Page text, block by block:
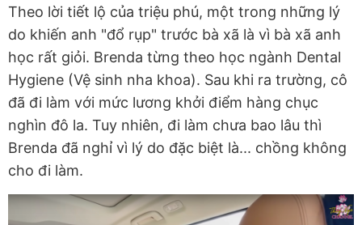
Theo lời tiết lộ của triệu phú, một trong những lý
do khiến anh "đổ rụp" trước bà xã là vì bà xã anh
học rất giỏi. Brenda từng theo học ngành Dental
Hygiene (Vệ sinh nha khoa). Sau khi ra trường, cô
đã đi làm với mức lương khởi điểm hàng chục
nghìn đô la. Tuy nhiên, đi làm chưa bao lâu thì
Brenda đã nghỉ vì lý do đặc biệt là... chồng không
cho đi làm.